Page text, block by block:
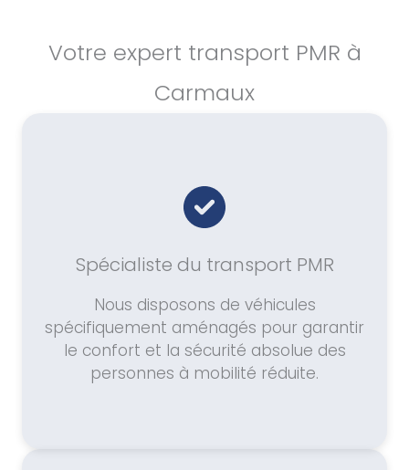
Votre expert transport PMR à
Carmaux
Spécialiste du transport PMR
Nous disposons de véhicules
spécifiquement aménagés pour garantir
le confort et la sécurité absolue des
personnes à mobilité réduite.